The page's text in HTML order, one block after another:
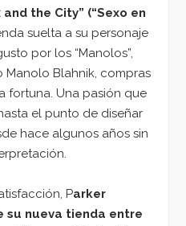
and the City” (“Sexo en
suelta a su personaje
por los “Manolos”,
Manolo Blahnik, compras
fortuna. Una pasión que
el punto de diseñar
hace algunos años sin
Parker
su nueva tienda entre